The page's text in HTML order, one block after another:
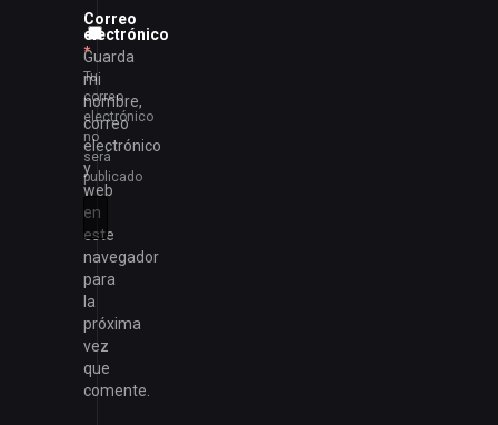
Correo
electrónico
*
Tu
correo
electrónico
no
será
publicado
Guarda
mi
nombre,
correo
electrónico
y
web
en
este
navegador
para
la
próxima
vez
que
comente.